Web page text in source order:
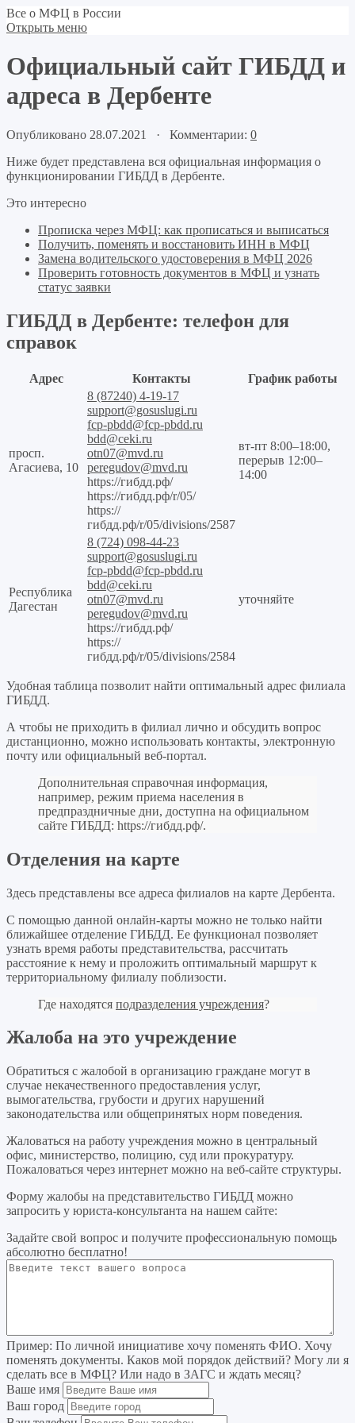
Все о МФЦ в России
Открыть меню
Официальный сайт ГИБДД и
адреса в Дербенте
Опубликовано 28.07.2021 · Комментарии: 0
Ниже будет представлена вся официальная информация о
функционировании ГИБДД в Дербенте.
Это интересно
Прописка через МФЦ: как прописаться и выписаться
Получить, поменять и восстановить ИНН в МФЦ
Замена водительского удостоверения в МФЦ 2026
Проверить готовность документов в МФЦ и узнать
статус заявки
ГИБДД в Дербенте: телефон для
справок
Адрес Контакты График работы
просп.
Агасиева, 10
8 (87240) 4-19-17
support@gosuslugi.ru
fcp-pbdd@fcp-pbdd.ru
bdd@ceki.ru
otn07@mvd.ru
peregudov@mvd.ru
https://гибдд.рф/
https://гибдд.рф/r/05/
https://
гибдд.рф/r/05/divisions/2587
вт-пт 8:00–18:00,
перерыв 12:00–
14:00
Республика
Дагестан
8 (724) 098-44-23
support@gosuslugi.ru
fcp-pbdd@fcp-pbdd.ru
bdd@ceki.ru
otn07@mvd.ru
peregudov@mvd.ru
https://гибдд.рф/
https://
гибдд.рф/r/05/divisions/2584
уточняйте
Удобная таблица позволит найти оптимальный адрес филиала
ГИБДД.
А чтобы не приходить в филиал лично и обсудить вопрос
дистанционно, можно использовать контакты, электронную
почту или официальный веб-портал.
Дополнительная справочная информация,
например, режим приема населения в
предпраздничные дни, доступна на официальном
сайте ГИБДД: https://гибдд.рф/.
Отделения на карте
Здесь представлены все адреса филиалов на карте Дербента.
С помощью данной онлайн-карты можно не только найти
ближайшее отделение ГИБДД. Ее функционал позволяет
узнать время работы представительства, рассчитать
расстояние к нему и проложить оптимальный маршрут к
территориальному филиалу поблизости.
Где находятся подразделения учреждения?
Жалоба на это учреждение
Обратиться с жалобой в организацию граждане могут в
случае некачественного предоставления услуг,
вымогательства, грубости и других нарушений
законодательства или общепринятых норм поведения.
Жаловаться на работу учреждения можно в центральный
офис, министерство, полицию, суд или прокуратуру.
Пожаловаться через интернет можно на веб-сайте структуры.
Форму жалобы на представительство ГИБДД можно
запросить у юриста-консультанта на нашем сайте:
Задайте свой вопрос и получите профессиональную помощь
абсолютно бесплатно!
Пример: По личной инициативе хочу поменять ФИО. Хочу
поменять документы. Каков мой порядок действий? Могу ли я
сделать все в МФЦ? Или надо в ЗАГС и ждать месяц?
Ваше имя
Ваш город